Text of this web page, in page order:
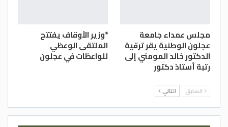
مجلس عمداء جامعة
عجلون الوطنية يقر ترقية
الدكتور خالد المومني إلى
رتبة أستاذ دكتور
*وزير الأوقاف يفتتح
الملتقى الوعظي
للواعظات في عجلون
السابق التالي